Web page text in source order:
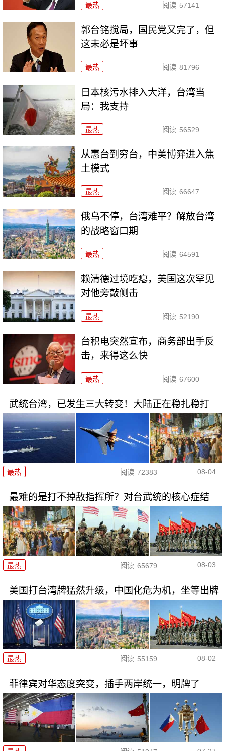
最热 阅读 57141
郭台铭搅局，国民党又完了，但
这未必是坏事
最热 阅读 81796
日本核污水排入大洋，台湾当
局：我支持
最热 阅读 56529
从惠台到穷台，中美博弈进入焦
土模式
最热 阅读 66647
俄乌不停，台湾难平？解放台湾
的战略窗口期
最热 阅读 64591
赖清德过境吃瘪，美国这次罕见
对他旁敲侧击
最热 阅读 52190
台积电突然宣布，商务部出手反
击，来得这么快
最热 阅读 67600
武统台湾，已发生三大转变！大陆正在稳扎稳打
最热 阅读 72383 08-04
最难的是打不掉敌指挥所？对台武统的核心症结
最热 阅读 65679 08-03
美国打台湾牌猛然升级，中国化危为机，坐等出牌
最热 阅读 55159 08-02
菲律宾对华态度突变，插手两岸统一，明牌了